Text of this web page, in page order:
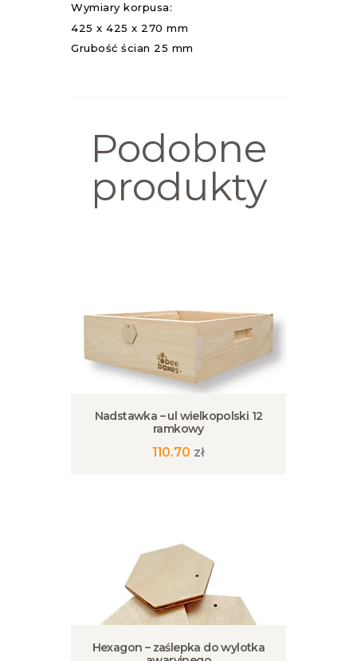
Wymiary korpusa:
425 x 425 x 270 mm
Grubość ścian 25 mm
Podobne
produkty
Nadstawka – ul wielkopolski 12
ramkowy
110.70 zł
Hexagon – zaślepka do wylotka